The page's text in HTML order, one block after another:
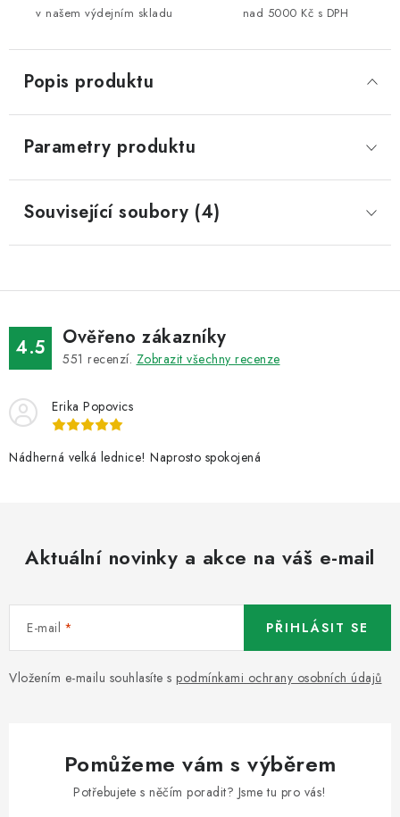
v našem výdejním skladu nad 5000 Kč s DPH
Popis produktu
Parametry produktu
Související soubory (4)
4.5 Ověřeno zákazníky
551 recenzí. Zobrazit všechny recenze
Erika Popovics
Nádherná velká lednice! Naprosto spokojená
Aktuální novinky a akce na váš e-mail
E-mail
Vložením e-mailu souhlasíte s podmínkami ochrany osobních údajů
PŘIHLÁSIT SE
Pomůžeme vám s výběrem
Potřebujete s něčím poradit? Jsme tu pro vás!